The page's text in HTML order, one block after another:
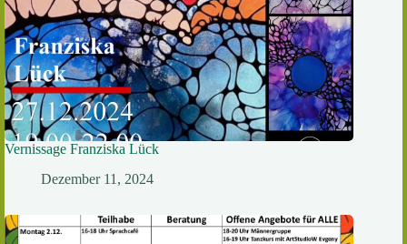
Vernissage Franziska Lück
Dezember 11, 2024